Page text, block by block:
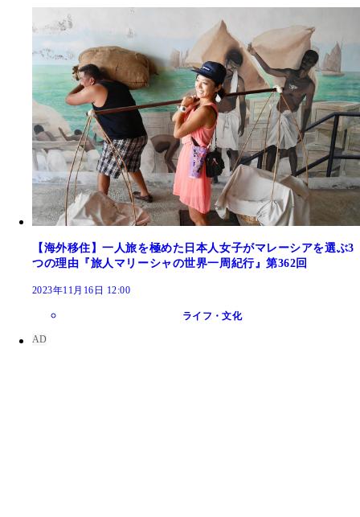
【海外移住】一人旅を極めた日本人女子がマレーシアを選ぶ3
つの理由『旅人マリーシャの世界一周紀行』第362回
2023年11月16日 12:00
ライフ・文化